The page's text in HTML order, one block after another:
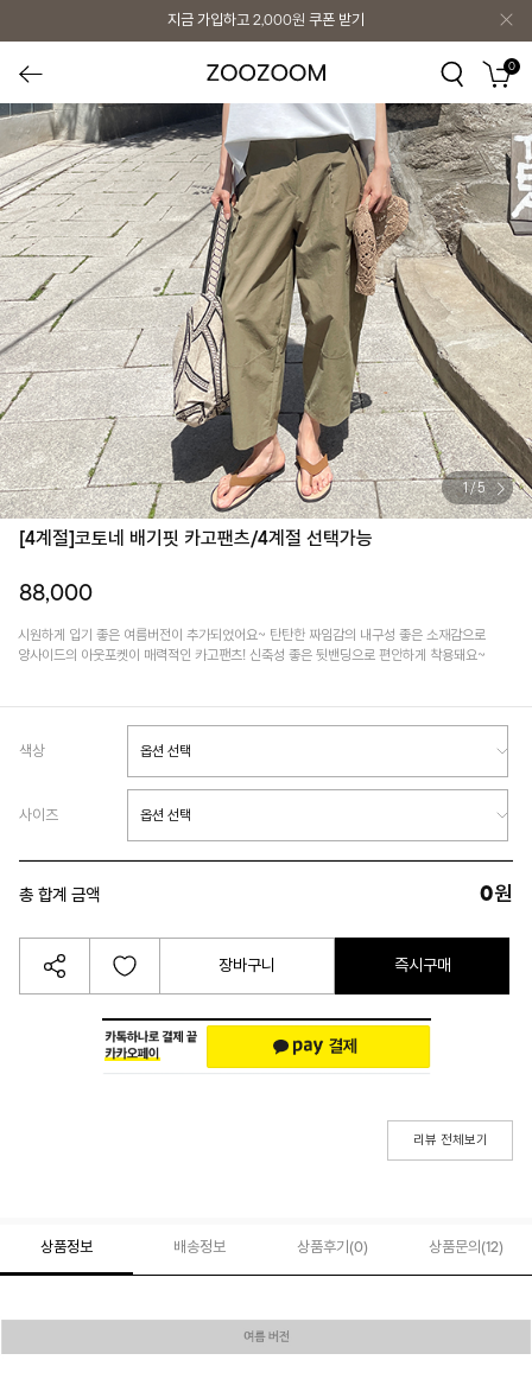
지금 가입하고 2,000원 쿠폰 받기
0
1/5
[4계절]코토네 배기핏 카고팬츠/4계절 선택가능
88,000
시원하게 입기 좋은 여름버전이 추가되었어요~ 탄탄한 짜임감의 내구성 좋은 소재감으로
양사이드의 아웃포켓이 매력적인 카고팬츠! 신축성 좋은 뒷밴딩으로 편안하게 착용돼요~
색상
사이즈
총 합계 금액 0원
장바구니 즉시구매
리뷰 전체보기
상품정보 배송정보 상품후기(0) 상품문의 (12)